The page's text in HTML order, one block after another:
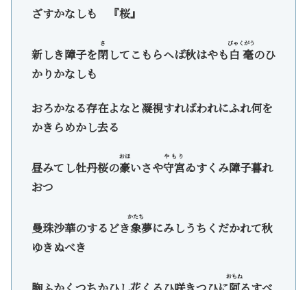
ざすかなしも 『桜』
新しき障子を閉
さ
してこもらヘば秋はやも白毫
びゃくがう
のひ
かりかなしも
おろかなる存在よなと凝視すればわれにふれ何を
かきらめかし去る
昼みてし牡丹桜の豪
おほ
いさや守宮
やもり
ゐすくみ障子暮れ
おつ
曼珠沙華のするどき象
かたち
夢にみしうちくだかれて秋
ゆきぬべき
おもね